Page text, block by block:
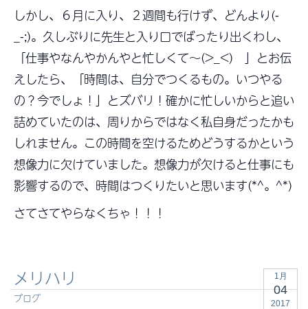
しかし、６月に入り、２週間も行けず、どんより(-
_-;)。久しぶりに先生と入り口でばったり出くわし、
「仕事やなんやかんやと忙しくて～(>_<) 」とお伝
えしたら、「時間は、自分でつくるもの。いつやる
の？今でしょ！」とズバリ！確かに忙しいからと追い
詰めていたのは、周りからではなく私自身だったかも
しれません。この時間を空けるためどうするかという
想像力に欠けていました。想像力が欠けると仕事にも
影響するので、時間はつくりたいと思います(*^。^*)
さてさてやらなくちゃ！！！
1月
04
2017
メリハリ
ブログ